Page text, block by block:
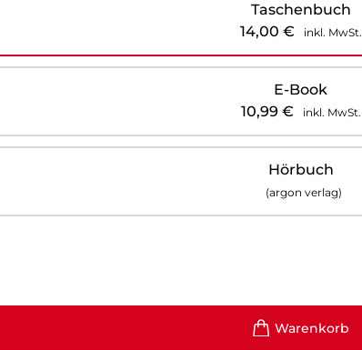
Taschenbuch
14,00 € inkl. MwSt.
E-Book
10,99 € inkl. MwSt.
Hörbuch
(argon verlag)